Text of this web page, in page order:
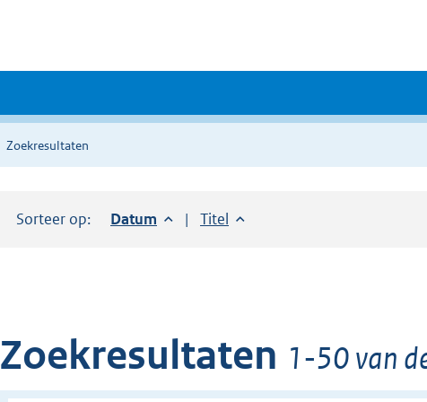
Zoekresultaten
Sorteer op: Sorteer op:
Datum aflopendSorteer op:
Titel oplopend
Zoekresultaten 1-50 van